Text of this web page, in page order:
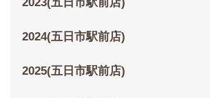
2024(五日市駅前店)
2025(五日市駅前店)